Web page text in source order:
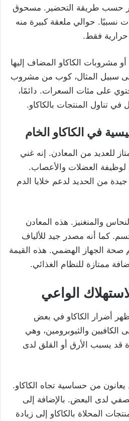
حسب طريقة التحضير. مسحوق
نسبيًا. حوالي ملعقة كبيرة منه
أو مشروبات الكاكاو المضاف إليها
سبيل المثال، كوب من مشروب
على مئات السعرات. دائمًا،
تناول المنتجات بالكاكاو.
في الكاكاو الخام
للعديد من المعادن. إنه غني
لوظيفة العضلات والأعصاب.
من الحديد لدعم خلايا الدم
والمنغنيز. هذه المعادن
كما أنه مصدر جيد للألياف
صحة الجهاز الهضمي. هذه القيمة
ممتازة للنظام الغذائي.
الواعي
أضرار الكاكاو في بعض
الكافيين والثيوبرومين، وهي
قد يسبب الأرق أو القلق لدى
من حساسية تجاه الكاكاو.
لدى البعض. بالإضافة إلى
المحلاة بالكاكاو إلى زيادة